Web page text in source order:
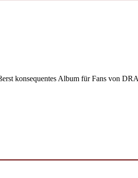
konsequentes Album für Fans von